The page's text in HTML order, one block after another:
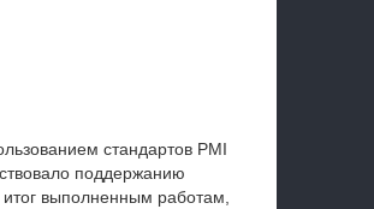
стандартов PMI
поддержанию
выполненным работам,